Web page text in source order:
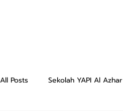
All Posts Sekolah YAPI Al Azhar